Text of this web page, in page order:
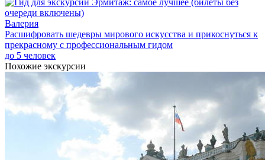
Валерия
Расшифровать шедевры мирового искусства и прикоснуться к
прекрасному с профессиональным гидом
до 5 человек
Похожие экскурсии